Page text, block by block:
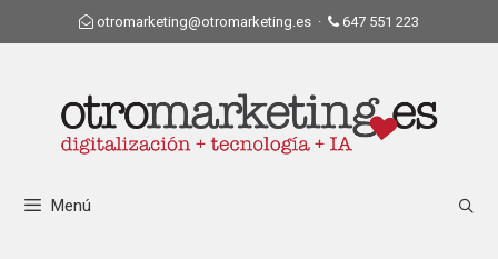
otromarketing@otromarketing.es · 647 551 223
Menú